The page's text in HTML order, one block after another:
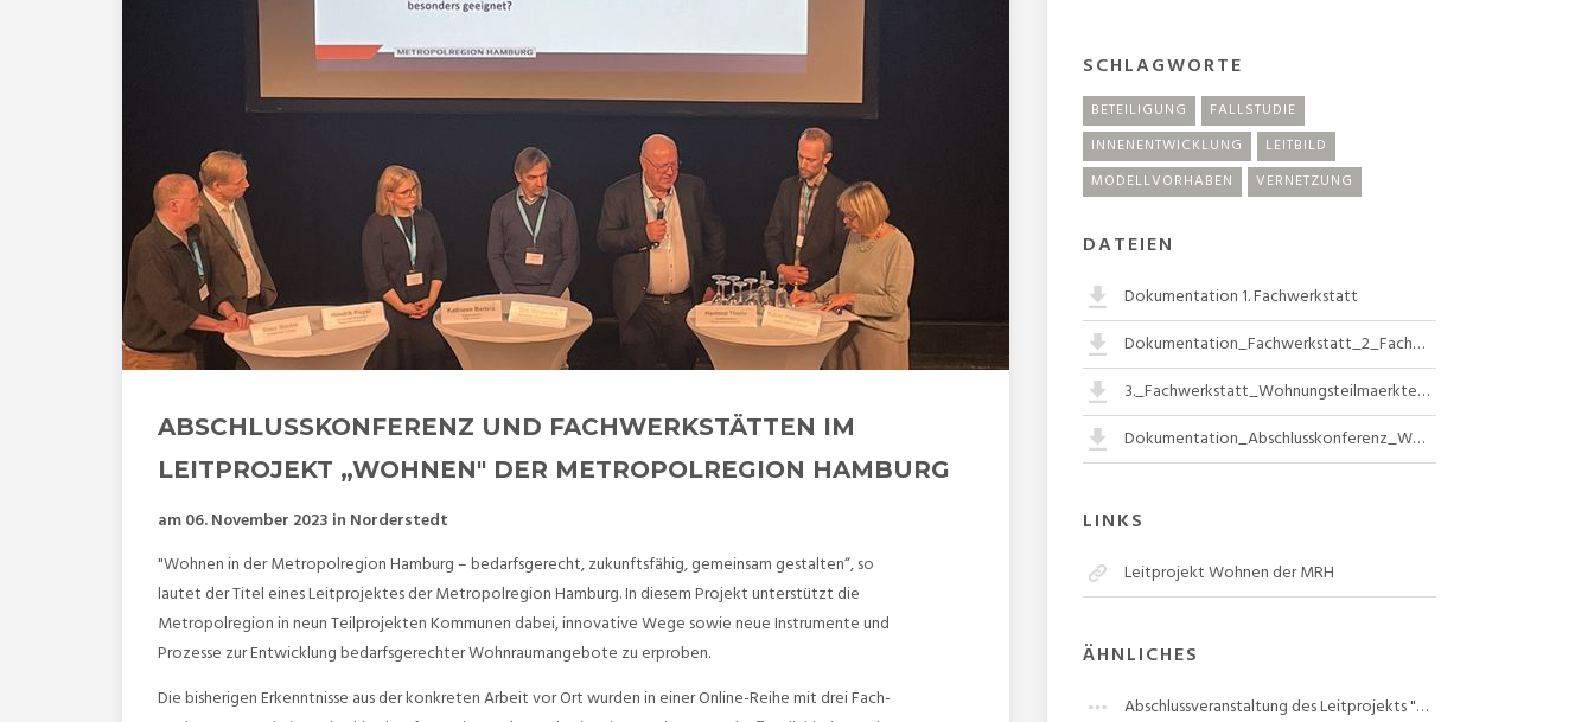
ABSCHLUSSKONFERENZ UND FACHWERKSTÄTTEN IM
LEITPROJEKT „WOHNEN" DER METROPOLREGION HAMBURG
am 06. November 2023 in Norderstedt
"Wohnen in der Metropolregion Hamburg – bedarfsgerecht, zukunftsfähig, gemeinsam gestalten“, so
lautet der Titel eines Leitprojektes der Metropolregion Hamburg. In diesem Projekt unterstützt die
Metropolregion in neun Teilprojekten Kommunen dabei, innovative Wege sowie neue Instrumente und
Prozesse zur Entwicklung bedarfsgerechter Wohnraumangebote zu erproben.
Die bisherigen Erkenntnisse aus der konkreten Arbeit vor Ort wurden in einer Online-Reihe mit drei Fach-
SCHLAGWORTE
BETEILIGUNG
FALLSTUDIE
INNENENTWICKLUNG
LEITBILD
MODELLVORHABEN
VERNETZUNG
DATEIEN
Dokumentation 1. Fachwerkstatt
Dokumentation_Fachwerkstatt_2_Fachwerkstatt_Wohnen_02.03.2023_.pdf
3._Fachwerkstatt_Wohnungsteilmaerkte_im_Wandel_06.06.2023_Dokumentation__.pdf
Dokumentation_Abschlusskonferenz_Wohnen_06.11.2023.pdf
LINKS
Leitprojekt Wohnen der MRH
ÄHNLICHES
Abschlussveranstaltung des Leitprojekts "Innenentwicklung" der Metropolregion Hamburg